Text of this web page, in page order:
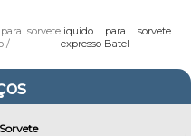
sorveteliquido para sorvete
expresso Batel